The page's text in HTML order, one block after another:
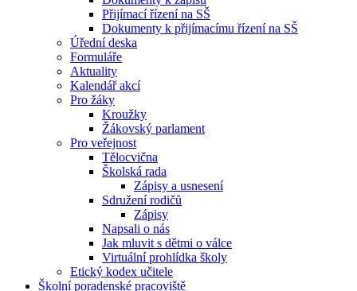
Přijímací řízení na SŠ
Dokumenty k přijímacímu řízení na SŠ
Úřední deska
Formuláře
Aktuality
Kalendář akcí
Pro žáky
Kroužky
Žákovský parlament
Pro veřejnost
Tělocvična
Školská rada
Zápisy a usnesení
Sdružení rodičů
Zápisy
Napsali o nás
Jak mluvit s dětmi o válce
Virtuální prohlídka školy
Etický kodex učitele
Školní poradenské pracoviště